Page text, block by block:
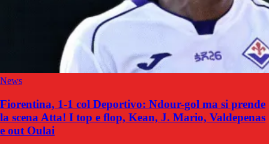
News
Fiorentina, 1-1 col Deportivo: Ndour-gol ma si prende
la scena Atta! I top e flop, Kean, J. Mario, Valdepenas
e out Oulai